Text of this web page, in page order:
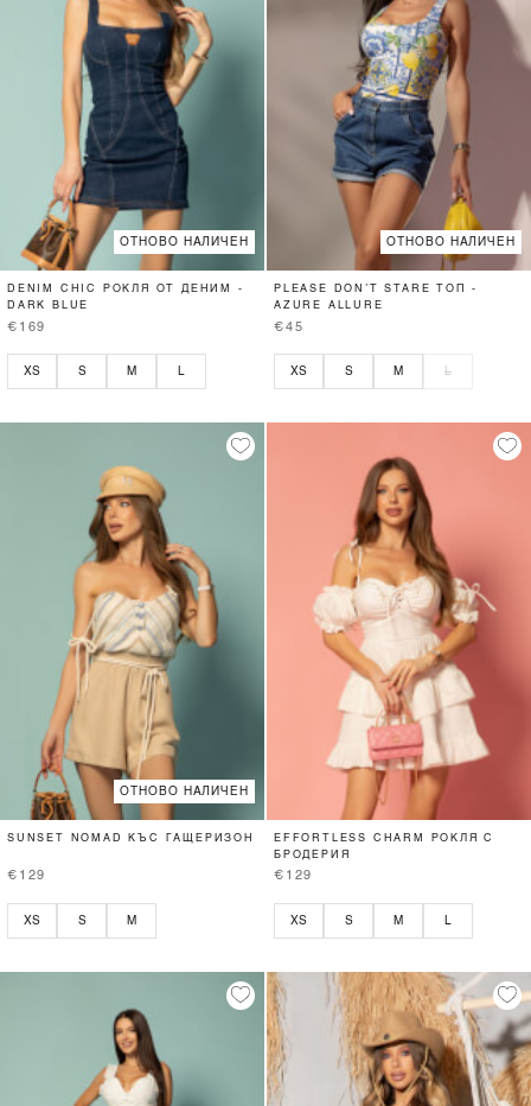
ОТНОВО НАЛИЧЕН
DENIM CHIC РОКЛЯ ОТ ДЕНИМ -
DARK BLUE
€169
XS S M L
ОТНОВО НАЛИЧЕН
PLEASE DON’T STARE ТОП -
AZURE ALLURE
€45
XS S M L
ОТНОВО НАЛИЧЕН
SUNSET NOMAD КЪС ГАЩЕРИЗОН
€129
XS S M
EFFORTLESS CHARM РОКЛЯ С
БРОДЕРИЯ
€129
XS S M